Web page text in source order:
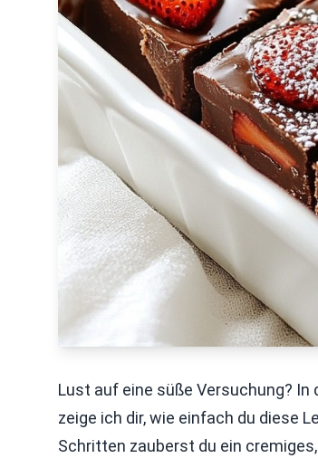
Lust auf eine süße Versuchung? In
zeige ich dir, wie einfach du diese
Schritten zauberst du ein